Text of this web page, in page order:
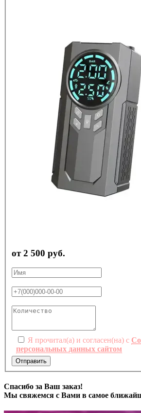
от 2 500 руб.
Я прочитал(а) и согласен(на) с
персональных данных сайтом
Отправить
Спасибо за Ваш заказ!
Мы свяжемся с Вами в самое